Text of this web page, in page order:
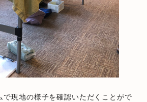
現地の様子を確認いただくことがで